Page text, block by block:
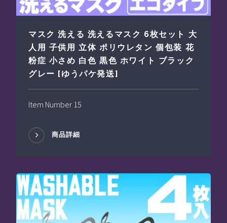
マスク 洗える 洗えるマスク 6枚セット 大
人用 子供用 立体 ポリウレタン 個包装 花
粉症 小さめ 白色 黒色 ホワイト ブラック
グレー [ゆうパケ発送]
Item Number 15
商品詳細